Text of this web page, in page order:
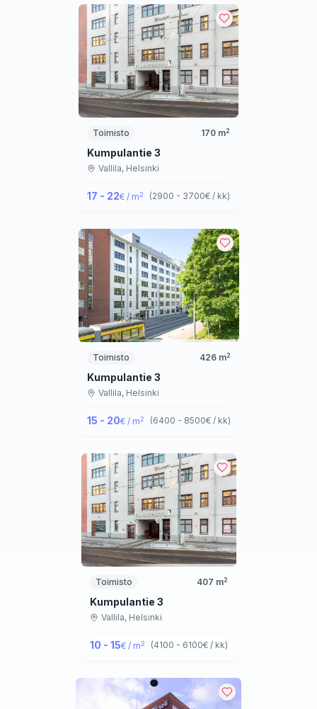
Toimisto 170 m2
Kumpulantie 3
Vallila, Helsinki
17 - 22€ / m2 (2900 - 3700€ / kk)
Toimisto 426m2
Kumpulantie 3
Vallila, Helsinki
15 - 20€ / m2 (6400 - 8500€ / kk)
Toimisto 407 m2
Kumpulantie 3
Vallila, Helsinki
10 - 15€ / m2 (4100 - 6100€ / kk)